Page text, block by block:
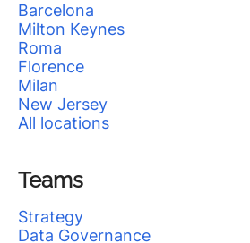
Barcelona
Milton Keynes
Roma
Florence
Milan
New Jersey
All locations
Teams
Strategy
Data Governance